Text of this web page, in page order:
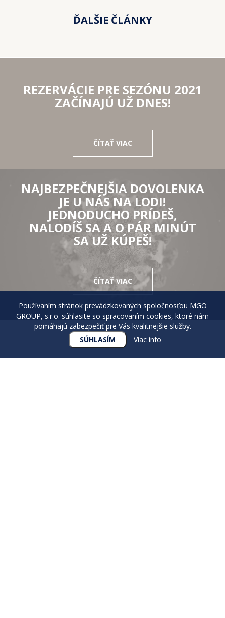
ĎALŠIE ČLÁNKY
REZERVÁCIE PRE SEZÓNU 2021
ZAČÍNAJÚ UŽ DNES!
ČÍTAŤ VIAC
NAJBEZPEČNEJŠIA DOVOLENKA
JE U NÁS NA LODI!
JEDNODUCHO PRÍDEŠ,
NALODÍŠ SA A O PÁR MINÚT
SA UŽ KÚPEŠ!
ČÍTAŤ VIAC
Používaním stránok prevádzkovaných spoločnosťou MGO
GROUP, s.r.o. súhlasite so spracovaním cookies, ktoré nám
pomáhajú zabezpečiť pre Vás kvalitnejšie služby.
SÚHLASÍM
Viac info